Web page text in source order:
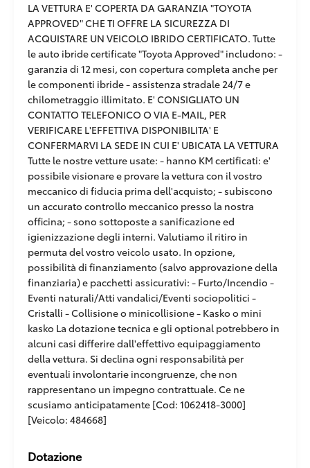
LA VETTURA E' COPERTA DA GARANZIA "TOYOTA
APPROVED" CHE TI OFFRE LA SICUREZZA DI
ACQUISTARE UN VEICOLO IBRIDO CERTIFICATO. Tutte
le auto ibride certificate "Toyota Approved" includono: -
garanzia di 12 mesi, con copertura completa anche per
le componenti ibride - assistenza stradale 24/7 e
chilometraggio illimitato. E' CONSIGLIATO UN
CONTATTO TELEFONICO O VIA E-MAIL, PER
VERIFICARE L'EFFETTIVA DISPONIBILITA' E
CONFERMARVI LA SEDE IN CUI E' UBICATA LA VETTURA
Tutte le nostre vetture usate: - hanno KM certificati: e'
possibile visionare e provare la vettura con il vostro
meccanico di fiducia prima dell'acquisto; - subiscono
un accurato controllo meccanico presso la nostra
officina; - sono sottoposte a sanificazione ed
igienizzazione degli interni. Valutiamo il ritiro in
permuta del vostro veicolo usato. In opzione,
possibilità di finanziamento (salvo approvazione della
finanziaria) e pacchetti assicurativi: - Furto/Incendio -
Eventi naturali/Atti vandalici/Eventi sociopolitici -
Cristalli - Collisione o minicollisione - Kasko o mini
kasko La dotazione tecnica e gli optional potrebbero in
alcuni casi differire dall'effettivo equipaggiamento
della vettura. Si declina ogni responsabilità per
eventuali involontarie incongruenze, che non
rappresentano un impegno contrattuale. Ce ne
scusiamo anticipatamente [Cod: 1062418-3000]
[Veicolo: 484668]
Dotazione